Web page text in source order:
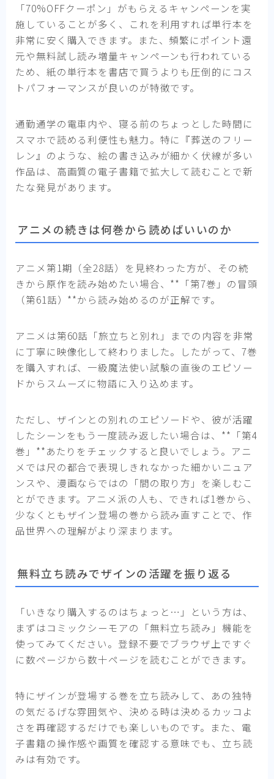
「70%OFFクーポン」がもらえるキャンペーンを実
施していることが多く、これを利用すれば単行本を
非常に安く購入できます。また、頻繁にポイント還
元や無料試し読み増量キャンペーンも行われている
ため、紙の単行本を書店で買うよりも圧倒的にコス
トパフォーマンスが良いのが特徴です。
通勤通学の電車内や、寝る前のちょっとした時間に
スマホで読める利便性も魅力。特に『葬送のフリー
レン』のような、絵の書き込みが細かく伏線が多い
作品は、高画質の電子書籍で拡大して読むことで新
たな発見があります。
アニメの続きは何巻から読めばいいのか
アニメ第1期（全28話）を見終わった方が、その続
きから原作を読み始めたい場合、**「第7巻」の冒頭
（第61話）**から読み始めるのが正解です。
アニメは第60話「旅立ちと別れ」までの内容を非常
に丁寧に映像化して終わりました。したがって、7巻
を購入すれば、一級魔法使い試験の直後のエピソー
ドからスムーズに物語に入り込めます。
ただし、ザインとの別れのエピソードや、彼が活躍
したシーンをもう一度読み返したい場合は、**「第4
巻」**あたりをチェックすると良いでしょう。アニ
メでは尺の都合で表現しきれなかった細かいニュア
ンスや、漫画ならではの「間の取り方」を楽しむこ
とができます。アニメ派の人も、できれば1巻から、
少なくともザイン登場の巻から読み直すことで、作
品世界への理解がより深まります。
無料立ち読みでザインの活躍を振り返る
「いきなり購入するのはちょっと…」という方は、
まずはコミックシーモアの「無料立ち読み」機能を
使ってみてください。登録不要でブラウザ上ですぐ
に数ページから数十ページを読むことができます。
特にザインが登場する巻を立ち読みして、あの独特
の気だるげな雰囲気や、決める時は決めるカッコよ
さを再確認するだけでも楽しいものです。また、電
子書籍の操作感や画質を確認する意味でも、立ち読
みは有効です。